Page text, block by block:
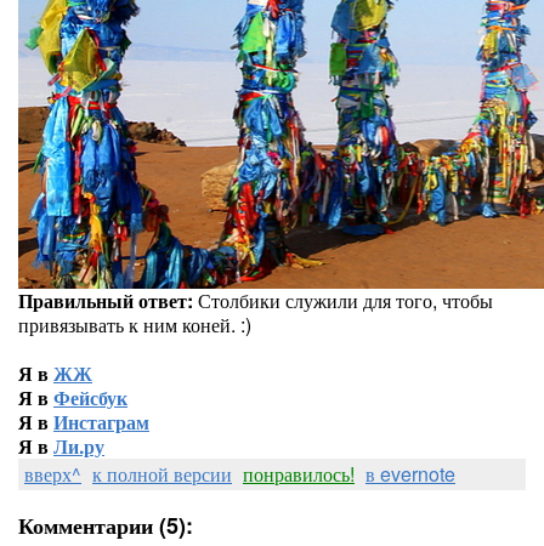
Правильный ответ: Столбики служили для того, чтобы
привязывать к ним коней. :)
Я вЖЖ
Я вФейсбук
Я вИнстаграм
Я вЛи.ру
вверх^ к полной версии понравилось! в evernote
Комментарии (5):